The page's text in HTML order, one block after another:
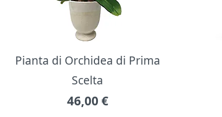
Pianta di Orchidea di Prima
Scelta
46,00 €